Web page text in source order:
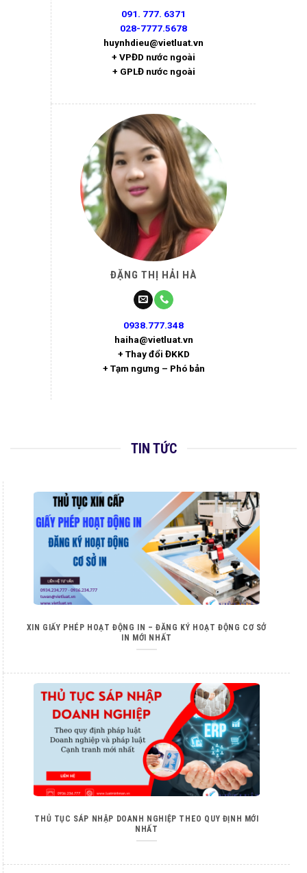
091. 777. 6371
028-7777.5678
huynhdieu@vietluat.vn
+ VPĐD nước ngoài
+ GPLĐ nước ngoài
ĐẶNG THỊ HẢI HÀ
0938.777.348
haiha@vietluat.vn
+ Thay đổi ĐKKD
+ Tạm ngưng – Phó bản
TIN TỨC
XIN GIẤY PHÉP HOẠT ĐỘNG IN – ĐĂNG KÝ HOẠT ĐỘNG CƠ SỞ
IN MỚI NHẤT
THỦ TỤC SÁP NHẬP DOANH NGHIỆP THEO QUY ĐỊNH MỚI
NHẤT